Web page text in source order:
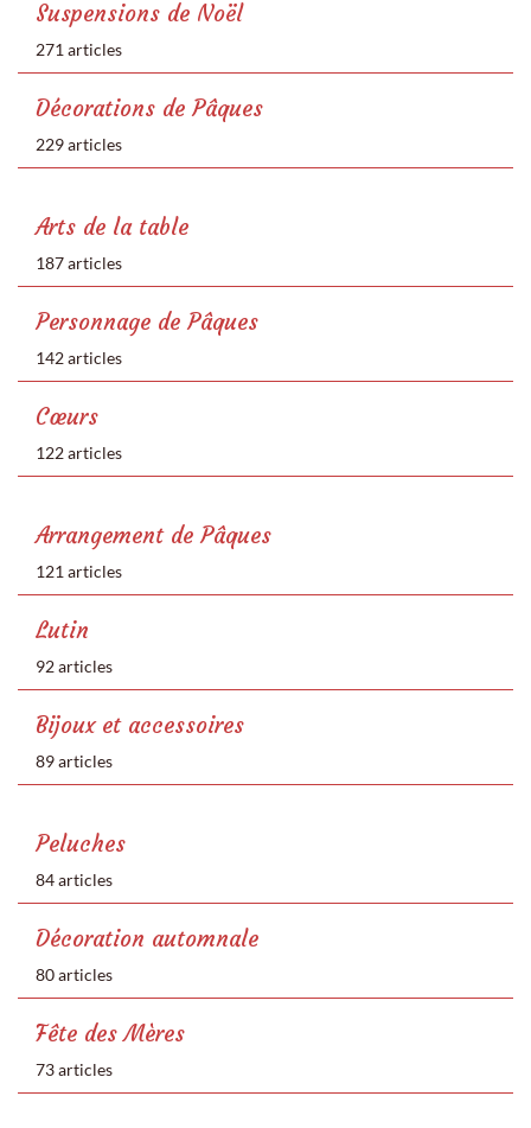
Suspensions de Noël
271 articles
Décorations de Pâques
229 articles
Arts de la table
187 articles
Personnage de Pâques
142 articles
Cœurs
122 articles
Arrangement de Pâques
121 articles
Lutin
92 articles
Bijoux et accessoires
89 articles
Peluches
84 articles
Décoration automnale
80 articles
Fête des Mères
73 articles